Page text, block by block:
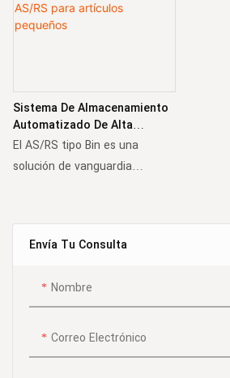
Envía Tu Consulta
Nombre
Correo Electrónico
Sistema De Almacenamiento
Automatizado De Alta
Velocidad Tipo Contenedor
AS/RS Para Artículos
El AS/RS tipo Bin es una
solución de vanguardia
densidad y la recuperación
eficiente de artículos
automatización avanzada,
operaciones precisas y de alta
velocidad, lo que lo hace